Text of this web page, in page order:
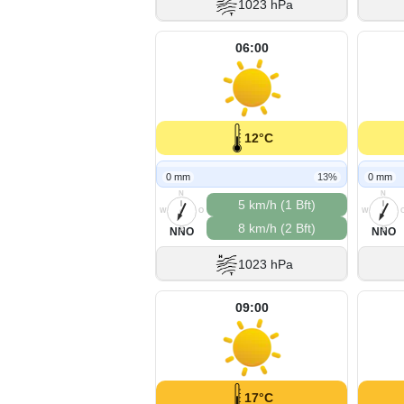
1023 hPa
06:00
12°C
0 mm 13%
N
O
S
W
NNO
5 km/h (1 Bft)
8 km/h (2 Bft)
1023 hPa
0 mm
N
S
W
NNO
09:00
17°C